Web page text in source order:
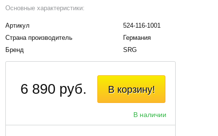
Основные характеристики:
Артикул
524-116-1001
Страна производитель
Германия
Бренд
SRG
В корзину!
В наличии
6 890 руб.